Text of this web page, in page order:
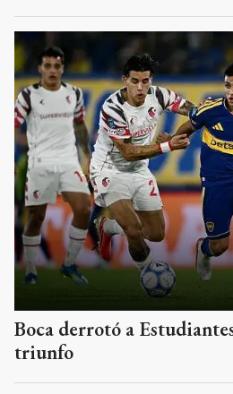
Boca derrotó a
triunfo